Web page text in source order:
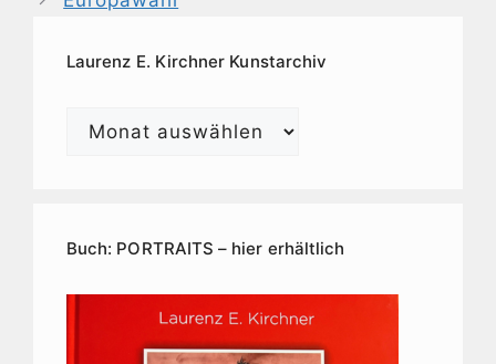
Laurenz E. Kirchner Kunstarchiv
Laurenz
Buch: PORTRAITS – hier erhältlich